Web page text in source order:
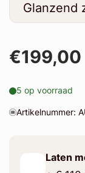
€199,00
5 op voorraad
Artikelnummer:
Laten